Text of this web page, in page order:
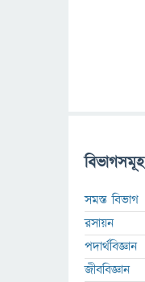
বিভাগসমূহ
সমস্ত বিভাগ
রসায়ন
পদার্থবিজ্ঞান
জীববিজ্ঞান